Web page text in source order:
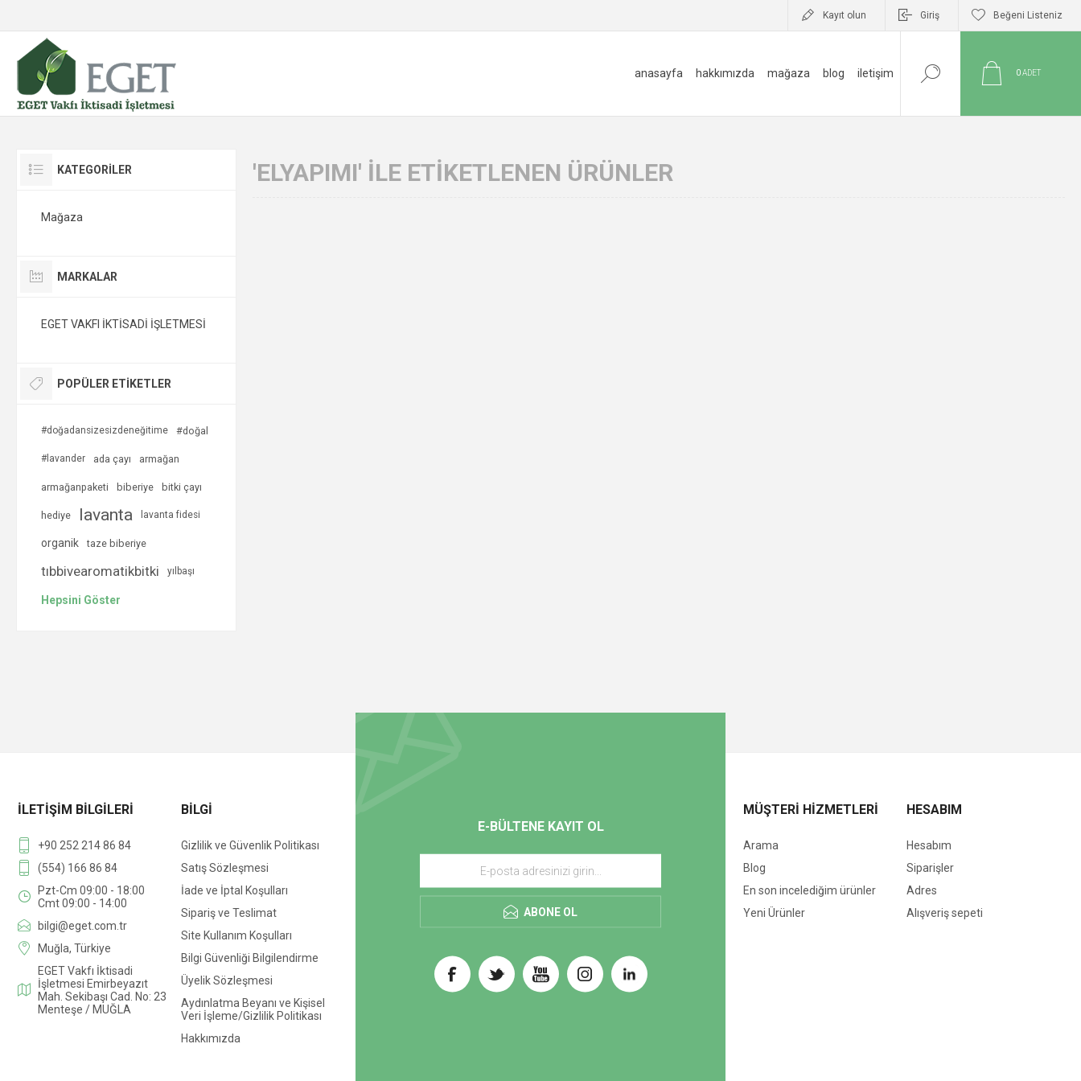
Kayıt olun Giriş Beğeni Listeniz
anasayfa hakkımızda mağaza blog i̇letişim 0ADET
'ELYAPIMI' ILE ETIKETLENEN ÜRÜNLER
KATEGORİLER
Mağaza
MARKALAR
EGET VAKFI İKTİSADİ İŞLETMESİ
POPÜLER ETIKETLER
#doğadansizesizdeneğitime #doğal
#lavander ada çayı armağan
armağanpaketi biberiye bitki çayı
hediye lavanta lavanta fidesi
organik taze biberiye
tıbbivearomatikbitki yılbaşı
Hepsini Göster
E-BÜLTENE KAYIT OL
ABONE OL
İLETIŞIM BILGILERI
+90 252 214 86 84
(554) 166 86 84
Pzt-Cm 09:00 - 18:00
Cmt 09:00 - 14:00
bilgi@eget.com.tr
Muğla, Türkiye
EGET Vakfı İktisadi
İşletmesi Emirbeyazıt
Mah. Sekibaşı Cad. No: 23
Menteşe / MUĞLA
BILGI
Gizlilik ve Güvenlik Politikası
Satış Sözleşmesi
İade ve İptal Koşulları
Sipariş ve Teslimat
Site Kullanım Koşulları
Bilgi Güvenliği Bilgilendirme
Üyelik Sözleşmesi
Aydınlatma Beyanı ve Kişisel
Veri İşleme/Gizlilik Politikası
Hakkımızda
MÜŞTERI HIZMETLERI
Arama
Blog
En son incelediğim ürünler
Yeni Ürünler
HESABIM
Hesabım
Siparişler
Adres
Alışveriş sepeti